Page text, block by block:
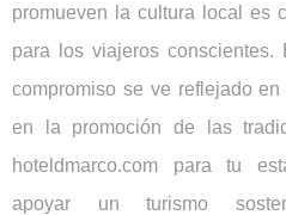
promueven la cultura local es
para los viajeros
compromiso se ve reflejado
en la promoción de las
hoteldmarco.com para tu
apoyar un turismo